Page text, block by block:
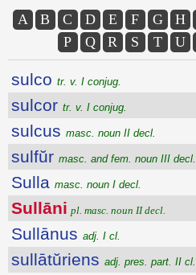
A B C D E F G H
P
Q R S T U
sulco tr. v. I conjug.
sulcor tr. v. I conjug.
sulcus masc. noun II decl.
sulfŭr masc. and fem. noun III decl.
Sulla masc. noun I decl.
Sullāni pl. masc. noun II decl.
Sullānus adj. I cl.
sullātŭriens adj. pres. part. II cl.